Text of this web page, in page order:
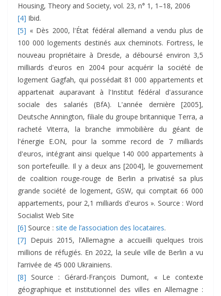
Housing, Theory and Society, vol. 23, n° 1, 1–18, 2006
[4] Ibid.
[5] « Dès 2000, l'État fédéral allemand a vendu plus de
100 000 logements destinés aux cheminots. Fortress, le
nouveau propriétaire à Dresde, a déboursé environ 3,5
milliards d'euros en 2004 pour acquérir la société de
logement Gagfah, qui possédait 81 000 appartements et
appartenait auparavant à l'Institut fédéral d'assurance
sociale des salariés (BfA). L'année dernière [2005],
Deutsche Annington, filiale du groupe britannique Terra, a
racheté Viterra, la branche immobilière du géant de
l'énergie E.ON, pour la somme record de 7 milliards
d'euros, intégrant ainsi quelque 140 000 appartements à
son portefeuille. Il y a deux ans [2004], le gouvernement
de coalition rouge-rouge de Berlin a privatisé sa plus
grande société de logement, GSW, qui comptait 66 000
appartements, pour 2,1 milliards d'euros ». Source : Word
Socialist Web Site
[6] Source : site de l’association des locataires.
[7] Depuis 2015, l’Allemagne a accueilli quelques trois
millions de réfugiés. En 2022, la seule ville de Berlin a vu
l’arrivée de 45 000 Ukrainiens.
[8] Source : Gérard-François Dumont, « Le contexte
géographique et institutionnel des villes en Allemagne :